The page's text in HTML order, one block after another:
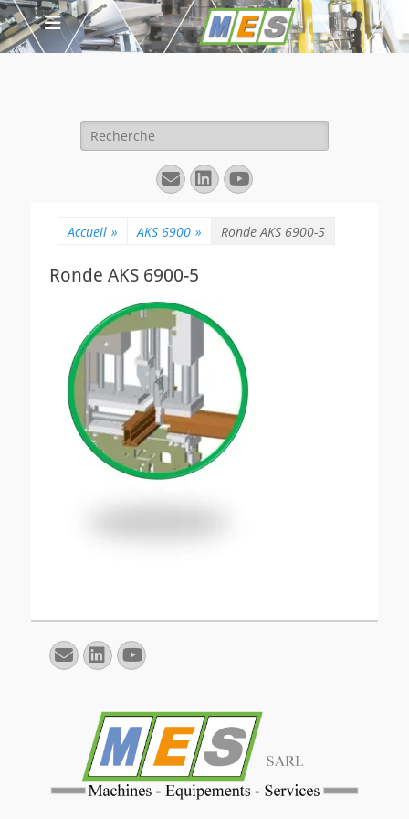
Rechercher :
E-
mail
Linkedin
YouTube
Accueil » AKS 6900 » Ronde AKS 6900-5
Ronde AKS 6900-5
E-
mail
Linkedin
YouTube